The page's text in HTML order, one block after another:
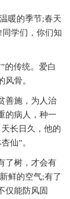
暖的季节;春天
学们，你们知
的传统。爱白
骨。
善施，为人治
的病人，种一
长日久，他的
仙”。
了树，才会有
鲜的空气;有了
仅能防风固